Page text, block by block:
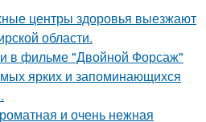
центры здоровья выезжают
области.
в фильме "Двойной Форсаж"
ярких и запоминающихся
и очень нежная